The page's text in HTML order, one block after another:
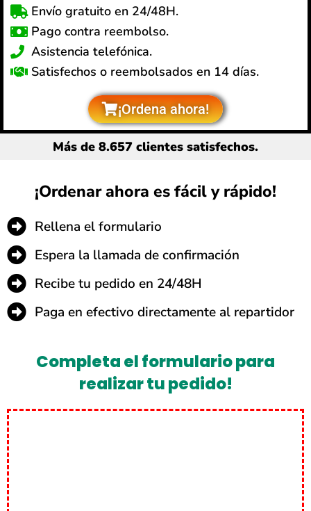
Envío gratuito en 24/48H.
Pago contra reembolso.
Asistencia telefónica.
Satisfechos o reembolsados en 14 días.
¡Ordena ahora!
Más de 8.657 clientes satisfechos.
¡Ordenar ahora es fácil y rápido!
Rellena el formulario
Espera la llamada de confirmación
Recibe tu pedido en 24/48H
Paga en efectivo directamente al repartidor
Completa el formulario para
realizar tu pedido!